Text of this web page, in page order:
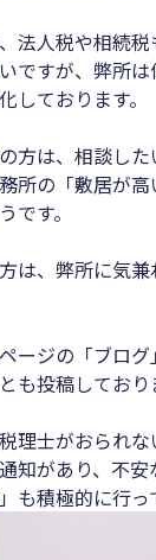
法人税や相続税
ですが、弊所は
しております。
方は、相談した
所の「敷居が
です。
は、弊所に気兼
ージの「ブログ
も投稿しており
理士がおられな
知があり、不
も積極的に行っ